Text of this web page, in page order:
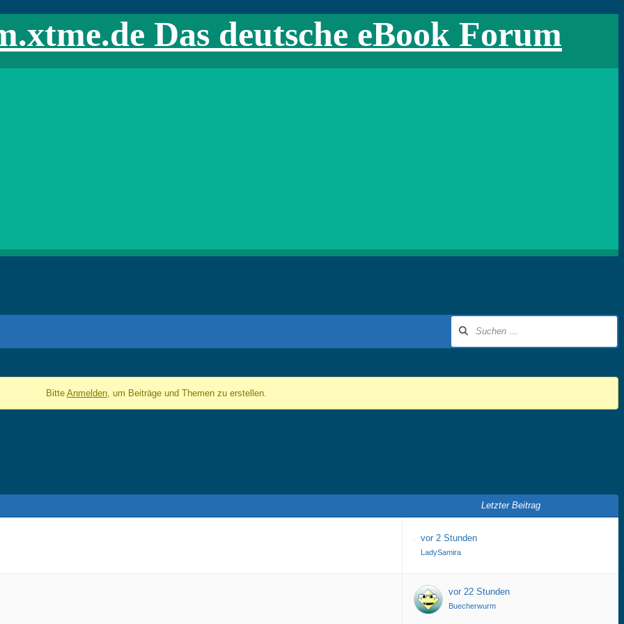
Das deutsche eBook Forum
Bitte Anmelden, um Beiträge und Themen zu erstellen.
Letzter Beitrag
vor 2 Stunden
LadySamira
vor 22 Stunden
Buecherwurm